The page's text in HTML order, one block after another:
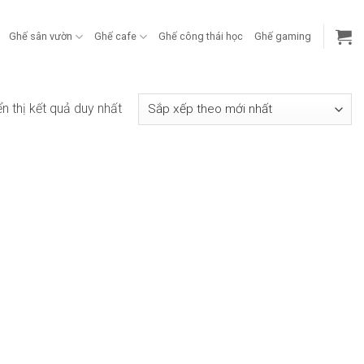
Ghế sân vườn Ghế cafe Ghế công thái học Ghế gaming
thị kết quả duy nhất